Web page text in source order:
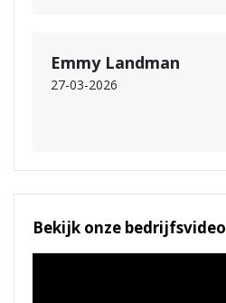
Emmy Landman
27-03-2026
Bekijk onze bedrijfsvideo